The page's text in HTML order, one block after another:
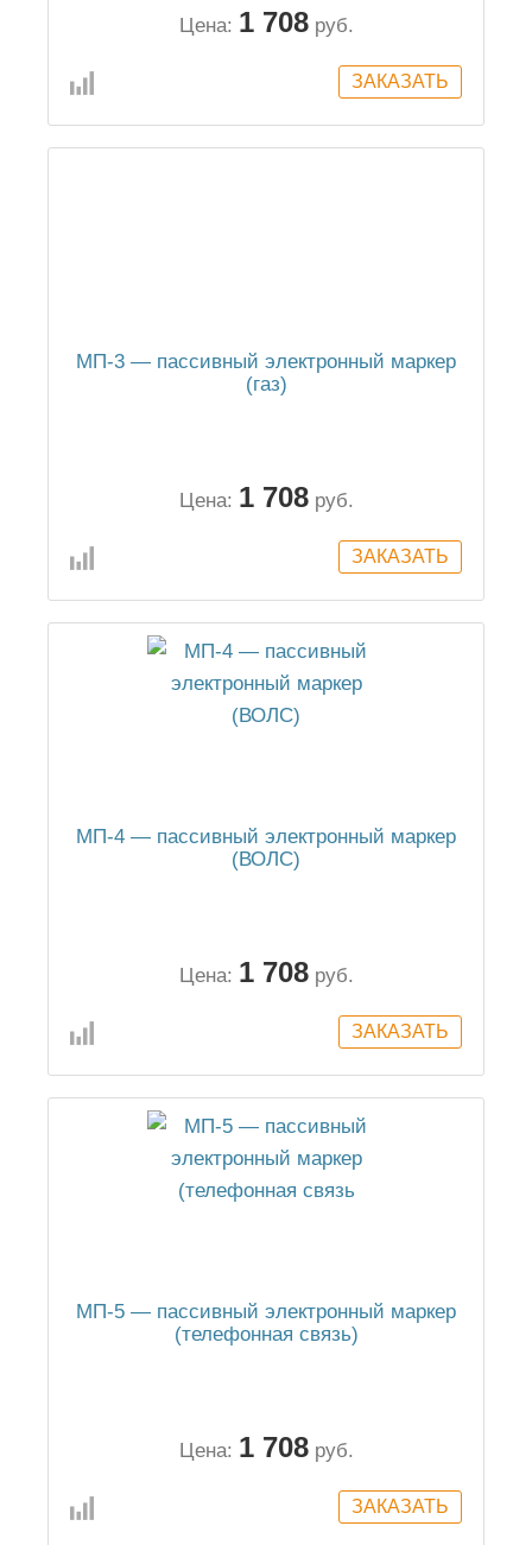
Цена: 1 708 руб.
МП-3 — пассивный электронный маркер
(газ)
Цена: 1 708 руб.
МП-4 — пассивный электронный маркер
(ВОЛС)
Цена: 1 708 руб.
МП-5 — пассивный электронный маркер
(телефонная связь)
Цена: 1 708 руб.